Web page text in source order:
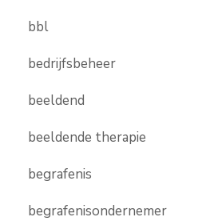
bbl
bedrijfsbeheer
beeldend
beeldende therapie
begrafenis
begrafenisondernemer